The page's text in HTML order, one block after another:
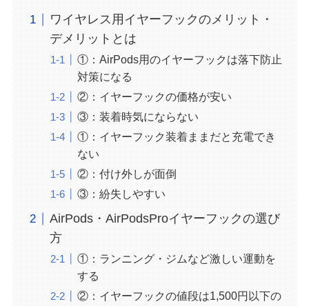
ワイヤレス用イヤーフックのメリット・
デメリットとは
①：AirPods用のイヤーフックは落下防止
対策になる
②：イヤーフックの価格が安い
③：装着時気にならない
①：イヤーフック装着ままだと充電でき
ない
②：付け外しが面倒
③：紛失しやすい
AirPods・AirPodsProイヤーフックの選び
方
①：ランニング・ジムなど激しい運動を
する
②：イヤーフックの値段は1,500円以下の